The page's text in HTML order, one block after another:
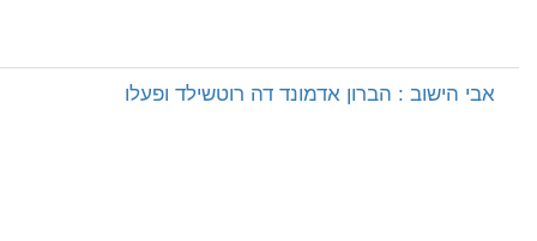
אבי הישוב : הברון אדמונד דה רוטשילד ופעלו